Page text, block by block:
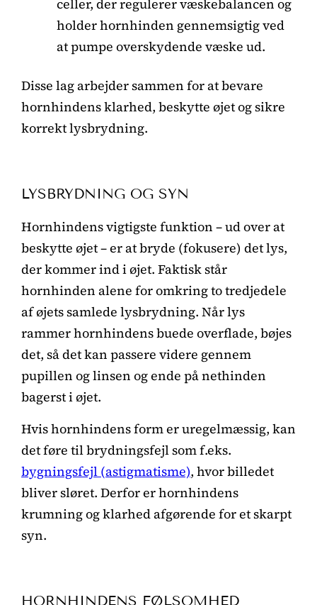
celler, der regulerer væskebalancen og
holder hornhinden gennemsigtig ved
at pumpe overskydende væske ud.
Disse lag arbejder sammen for at bevare
hornhindens klarhed, beskytte øjet og sikre
korrekt lysbrydning.
LYSBRYDNING OG SYN
Hornhindens vigtigste funktion – ud over at
beskytte øjet – er at bryde (fokusere) det lys,
der kommer ind i øjet. Faktisk står
hornhinden alene for omkring to tredjedele
af øjets samlede lysbrydning. Når lys
rammer hornhindens buede overflade, bøjes
det, så det kan passere videre gennem
pupillen og linsen og ende på nethinden
bagerst i øjet.
Hvis hornhindens form er uregelmæssig, kan
det føre til brydningsfejl som f.eks.
bygningsfejl (astigmatisme), hvor billedet
bliver sløret. Derfor er hornhindens
krumning og klarhed afgørende for et skarpt
syn.
HORNHINDENS FØLSOMHED